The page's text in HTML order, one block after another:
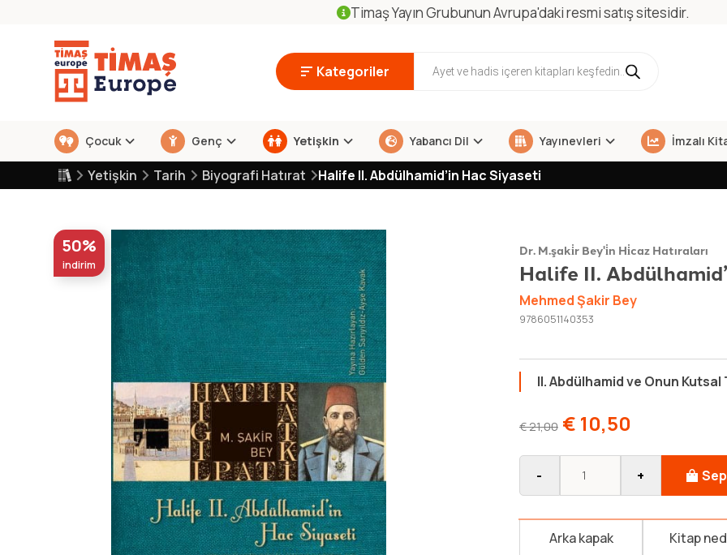
Timaş Yayın Grubunun Avrupa'daki resmi satış sitesidir.
Kategoriler
Çocuk Genç Yetişkin Yabancı Dil Yayınevleri İmzalı
Yetişkin Tarih Biyografi Hatırat Halife II. Abdülhamid’in Hac Siyaseti
50%
indirim
Dr. M.şaki̇r Bey'i̇n Hi̇caz Hatıraları
Halife II.
Mehmed Şakir Bey
9786051140353
II. Abdülhamid ve Onun
€21,00 € 10,50
- +
Arka kapak Kitap